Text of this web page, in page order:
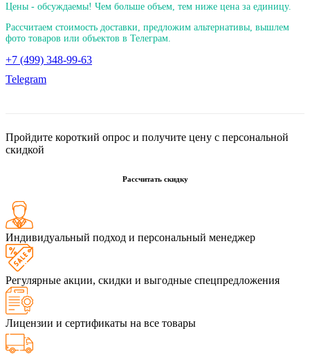
Цены - обсуждаемы! Чем больше объем, тем ниже цена за единицу.
Рассчитаем стоимость доставки, предложим альтернативы, вышлем
фото товаров или объектов в Телеграм.
+7 (499) 348-99-63
Telegram
Пройдите короткий опрос и получите цену с персональной
скидкой
Рассчитать скидку
Индивидуальный подход и персональный менеджер
Регулярные акции, скидки и выгодные спецпредложения
Лицензии и сертификаты на все товары